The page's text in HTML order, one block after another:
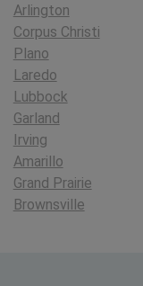
Arlington
Corpus Christi
Plano
Laredo
Lubbock
Garland
Irving
Amarillo
Grand Prairie
Brownsville